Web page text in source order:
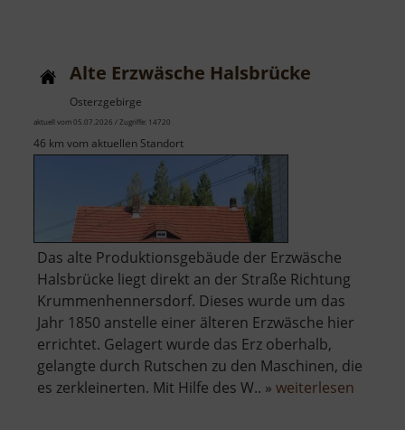
Alte Erzwäsche Halsbrücke
Osterzgebirge
aktuell vom 05.07.2026 / Zugriffe: 14720
46 km vom aktuellen Standort
Das alte Produktionsgebäude der Erzwäsche
Halsbrücke liegt direkt an der Straße Richtung
Krummenhennersdorf. Dieses wurde um das
Jahr 1850 anstelle einer älteren Erzwäsche hier
errichtet. Gelagert wurde das Erz oberhalb,
gelangte durch Rutschen zu den Maschinen, die
es zerkleinerten. Mit Hilfe des W.. » weiterlesen